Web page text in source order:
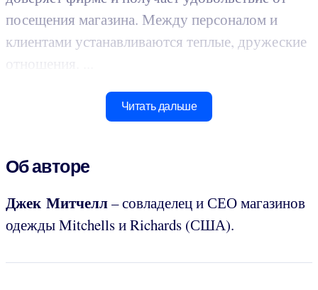
посещения магазина. Между персоналом и
клиентами устанавливаются теплые, дружеские
Читать дальше
Об авторе
Джек Митчелл– совладелец и СЕО магазинов
одежды Mitchells и Richards (США).